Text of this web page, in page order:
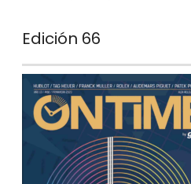
Edición 66